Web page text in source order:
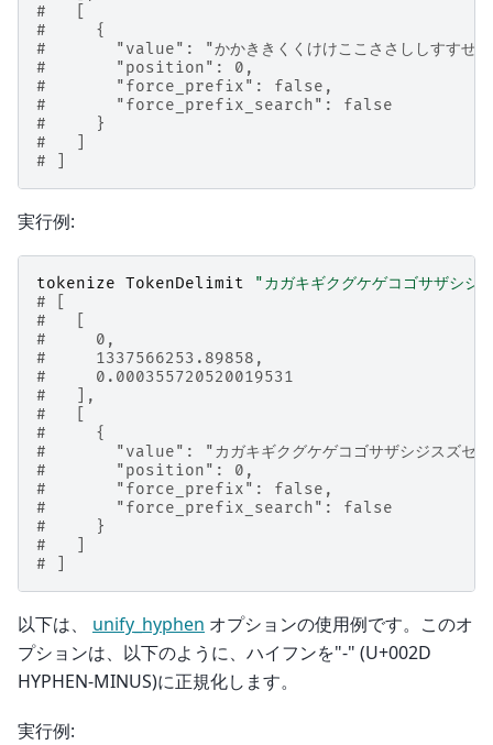
#   [
#     {
#       "value": "かかききくくけけここささししすすせせそ
#       "position": 0,
#       "force_prefix": false,
#       "force_prefix_search": false
#     }
#   ]
# ]
実行例:
tokenize TokenDelimit
"カガキギクグケゲコゴサザシジ
# [
#   [
#     0,
#     1337566253.89858,
#     0.000355720520019531
#   ],
#   [
#     {
#       "value": "カガキギクグケゲコゴサザシジスズセゼソ
#       "position": 0,
#       "force_prefix": false,
#       "force_prefix_search": false
#     }
#   ]
# ]
以下は、 unify_hyphen オプションの使用例です。このオ
プションは、以下のように、ハイフンを"-" (U+002D
HYPHEN-MINUS)に正規化します。
実行例: